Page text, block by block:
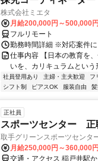
株式会社ミエタ
月給200,000円～500,000円
フルリモート
勤務時間詳細 ※対応案件
仕事内容 【日本の教育を
いを、カリキュラムとい
社員登用あり 主婦・主夫歓迎 フ
シフト制
ピアスOK 服装自由
正社員
スポーツセンター 正
取手グリーンスポーツセンタ
月給250,000円～360,000円
交通・アクセス 稲戸井駅